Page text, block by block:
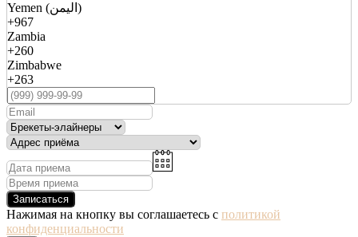
Yemen (اليمن)
+967
Zambia
+260
Zimbabwe
+263
Записаться
Нажимая на кнопку вы соглашаетесь с политикой
конфиденциальности